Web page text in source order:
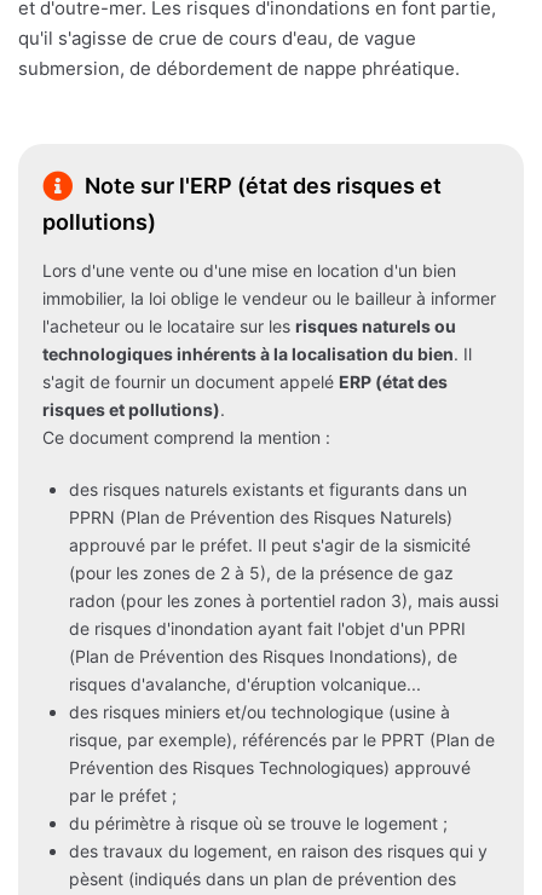
et d'outre-mer. Les risques d'inondations en font partie,
qu'il s'agisse de crue de cours d'eau, de vague
submersion, de débordement de nappe phréatique.
Note sur l'ERP (état des risques et
pollutions)
Lors d'une vente ou d'une mise en location d'un bien
immobilier, la loi oblige le vendeur ou le bailleur à informer
l'acheteur ou le locataire sur les risques naturels ou
technologiques inhérents à la localisation du bien. Il
s'agit de fournir un document appelé ERP (état des
risques et pollutions).
Ce document comprend la mention :
des risques naturels existants et figurants dans un
PPRN (Plan de Prévention des Risques Naturels)
approuvé par le préfet. Il peut s'agir de la sismicité
(pour les zones de 2 à 5), de la présence de gaz
radon (pour les zones à portentiel radon 3), mais aussi
de risques d'inondation ayant fait l'objet d'un PPRI
(Plan de Prévention des Risques Inondations), de
risques d'avalanche, d'éruption volcanique...
des risques miniers et/ou technologique (usine à
risque, par exemple), référencés par le PPRT (Plan de
Prévention des Risques Technologiques) approuvé
par le préfet ;
du périmètre à risque où se trouve le logement ;
des travaux du logement, en raison des risques qui y
pèsent (indiqués dans un plan de prévention des